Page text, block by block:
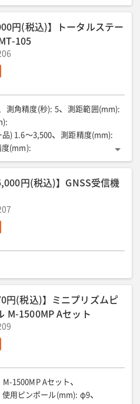
: 4.1
円(税込)】トータルステー
105
測角精度(秒): 5 測距範囲(mm):
:
品) 1.6〜3,500
測距精度(mm):
度(mm):
品(2+2ppm×D)
通信:
整準台: シフティング式
じん形・耐水形)
)連続使用時間約10時間
円(税込)】GNSS受信機
円(税込)】ミニプリズムピ
M-1500MP Aセット
M-1500MP Aセット
使用ピンポール(mm): φ9